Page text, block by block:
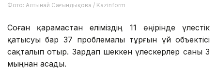
Фото: Алтынай Сағындықова / Kazinform
Соған қарамастан еліміздің 11 өңірінде үлестік
қатысуы бар 37 проблемалы тұрғын үй объектісі
сақталып отыр. Зардап шеккен үлескерлер саны 3
мыңнан асады.